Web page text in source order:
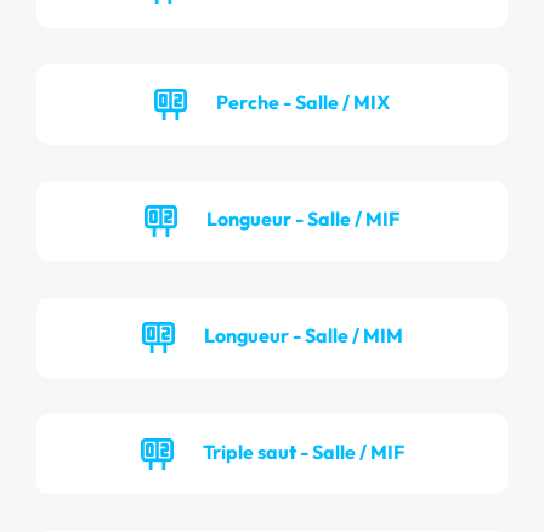
Perche - Salle / MIX
Longueur - Salle / MIF
Longueur - Salle / MIM
Triple saut - Salle / MIF